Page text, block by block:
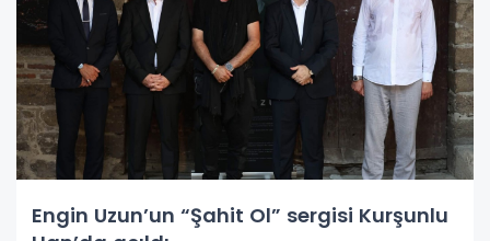
Engin Uzun’un “Şahit Ol” sergisi Kurşunlu